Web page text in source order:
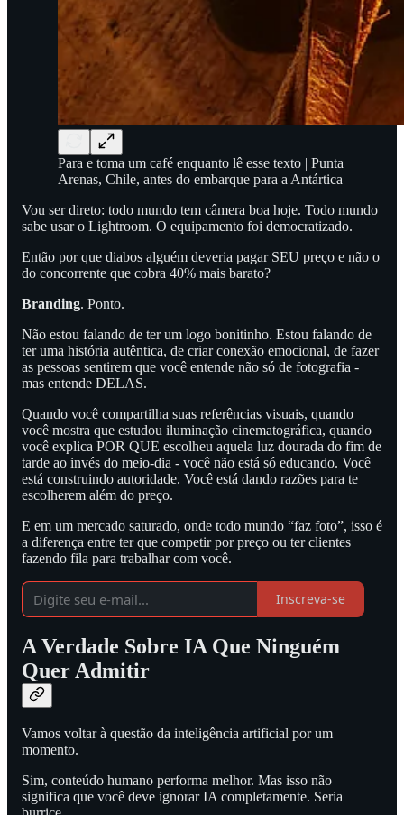
Para e toma um café enquanto lê esse texto | Punta
Arenas, Chile, antes do embarque para a Antártica
Vou ser direto: todo mundo tem câmera boa hoje. Todo mundo
sabe usar o Lightroom. O equipamento foi democratizado.
Então por que diabos alguém deveria pagar SEU preço e não o
do concorrente que cobra 40% mais barato?
Branding. Ponto.
Não estou falando de ter um logo bonitinho. Estou falando de
ter uma história autêntica, de criar conexão emocional, de fazer
as pessoas sentirem que você entende não só de fotografia -
mas entende DELAS.
Quando você compartilha suas referências visuais, quando
você mostra que estudou iluminação cinematográfica, quando
você explica POR QUE escolheu aquela luz dourada do fim de
tarde ao invés do meio-dia - você não está só educando. Você
está construindo autoridade. Você está dando razões para te
escolherem além do preço.
E em um mercado saturado, onde todo mundo “faz foto”, isso é
a diferença entre ter que competir por preço ou ter clientes
fazendo fila para trabalhar com você.
Inscreva-se
A Verdade Sobre IA Que Ninguém
Quer Admitir
Vamos voltar à questão da inteligência artificial por um
momento.
Sim, conteúdo humano performa melhor. Mas isso não
significa que você deve ignorar IA completamente. Seria